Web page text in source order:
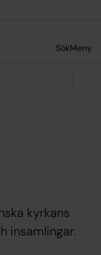
SökMeny
kyrkans
insamlingar.